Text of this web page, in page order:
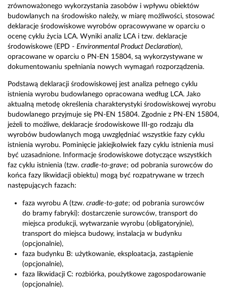
zrównoważonego wykorzystania zasobów i wpływu obiektów
budowlanych na środowisko należy, w miarę możliwości, stosować
deklaracje środowiskowe wyrobów opracowywane w oparciu o
ocenę cyklu życia LCA. Wyniki analiz LCA i tzw. deklaracje
środowiskowe (EPD - Environmental Product Declaration),
opracowane w oparciu o PN-EN 15804, są wykorzystywane w
dokumentowaniu spełniania nowych wymagań rozporządzenia.
Podstawą deklaracji środowiskowej jest analiza pełnego cyklu
istnienia wyrobu budowlanego opracowana według LCA. Jako
aktualną metodę określenia charakterystyki środowiskowej wyrobu
budowlanego przyjmuje się PN-EN 15804. Zgodnie z PN-EN 15804,
jeżeli to możliwe, deklaracje środowiskowe III-go rodzaju dla
wyrobów budowlanych mogą uwzględniać wszystkie fazy cyklu
istnienia wyrobu. Pominięcie jakiejkolwiek fazy cyklu istnienia musi
być uzasadnione. Informacje środowiskowe dotyczące wszystkich
faz cyklu istnienia (tzw. cradle-to-grave; od pobrania surowców do
końca fazy likwidacji obiektu) mogą być rozpatrywane w trzech
następujących fazach:
faza wyrobu A (tzw. cradle-to-gate; od pobrania surowców
do bramy fabryki): dostarczenie surowców, transport do
miejsca produkcji, wytwarzanie wyrobu (obligatoryjnie),
transport do miejsca budowy, instalacja w budynku
(opcjonalnie),
faza budynku B: użytkowanie, eksploatacja, zastąpienie
(opcjonalnie),
faza likwidacji C: rozbiórka, poużytkowe zagospodarowanie
(opcjonalnie).